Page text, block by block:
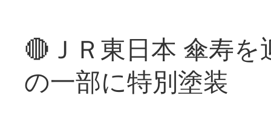
🔴ＪＲ東日本 傘寿
の一部に特別塗装